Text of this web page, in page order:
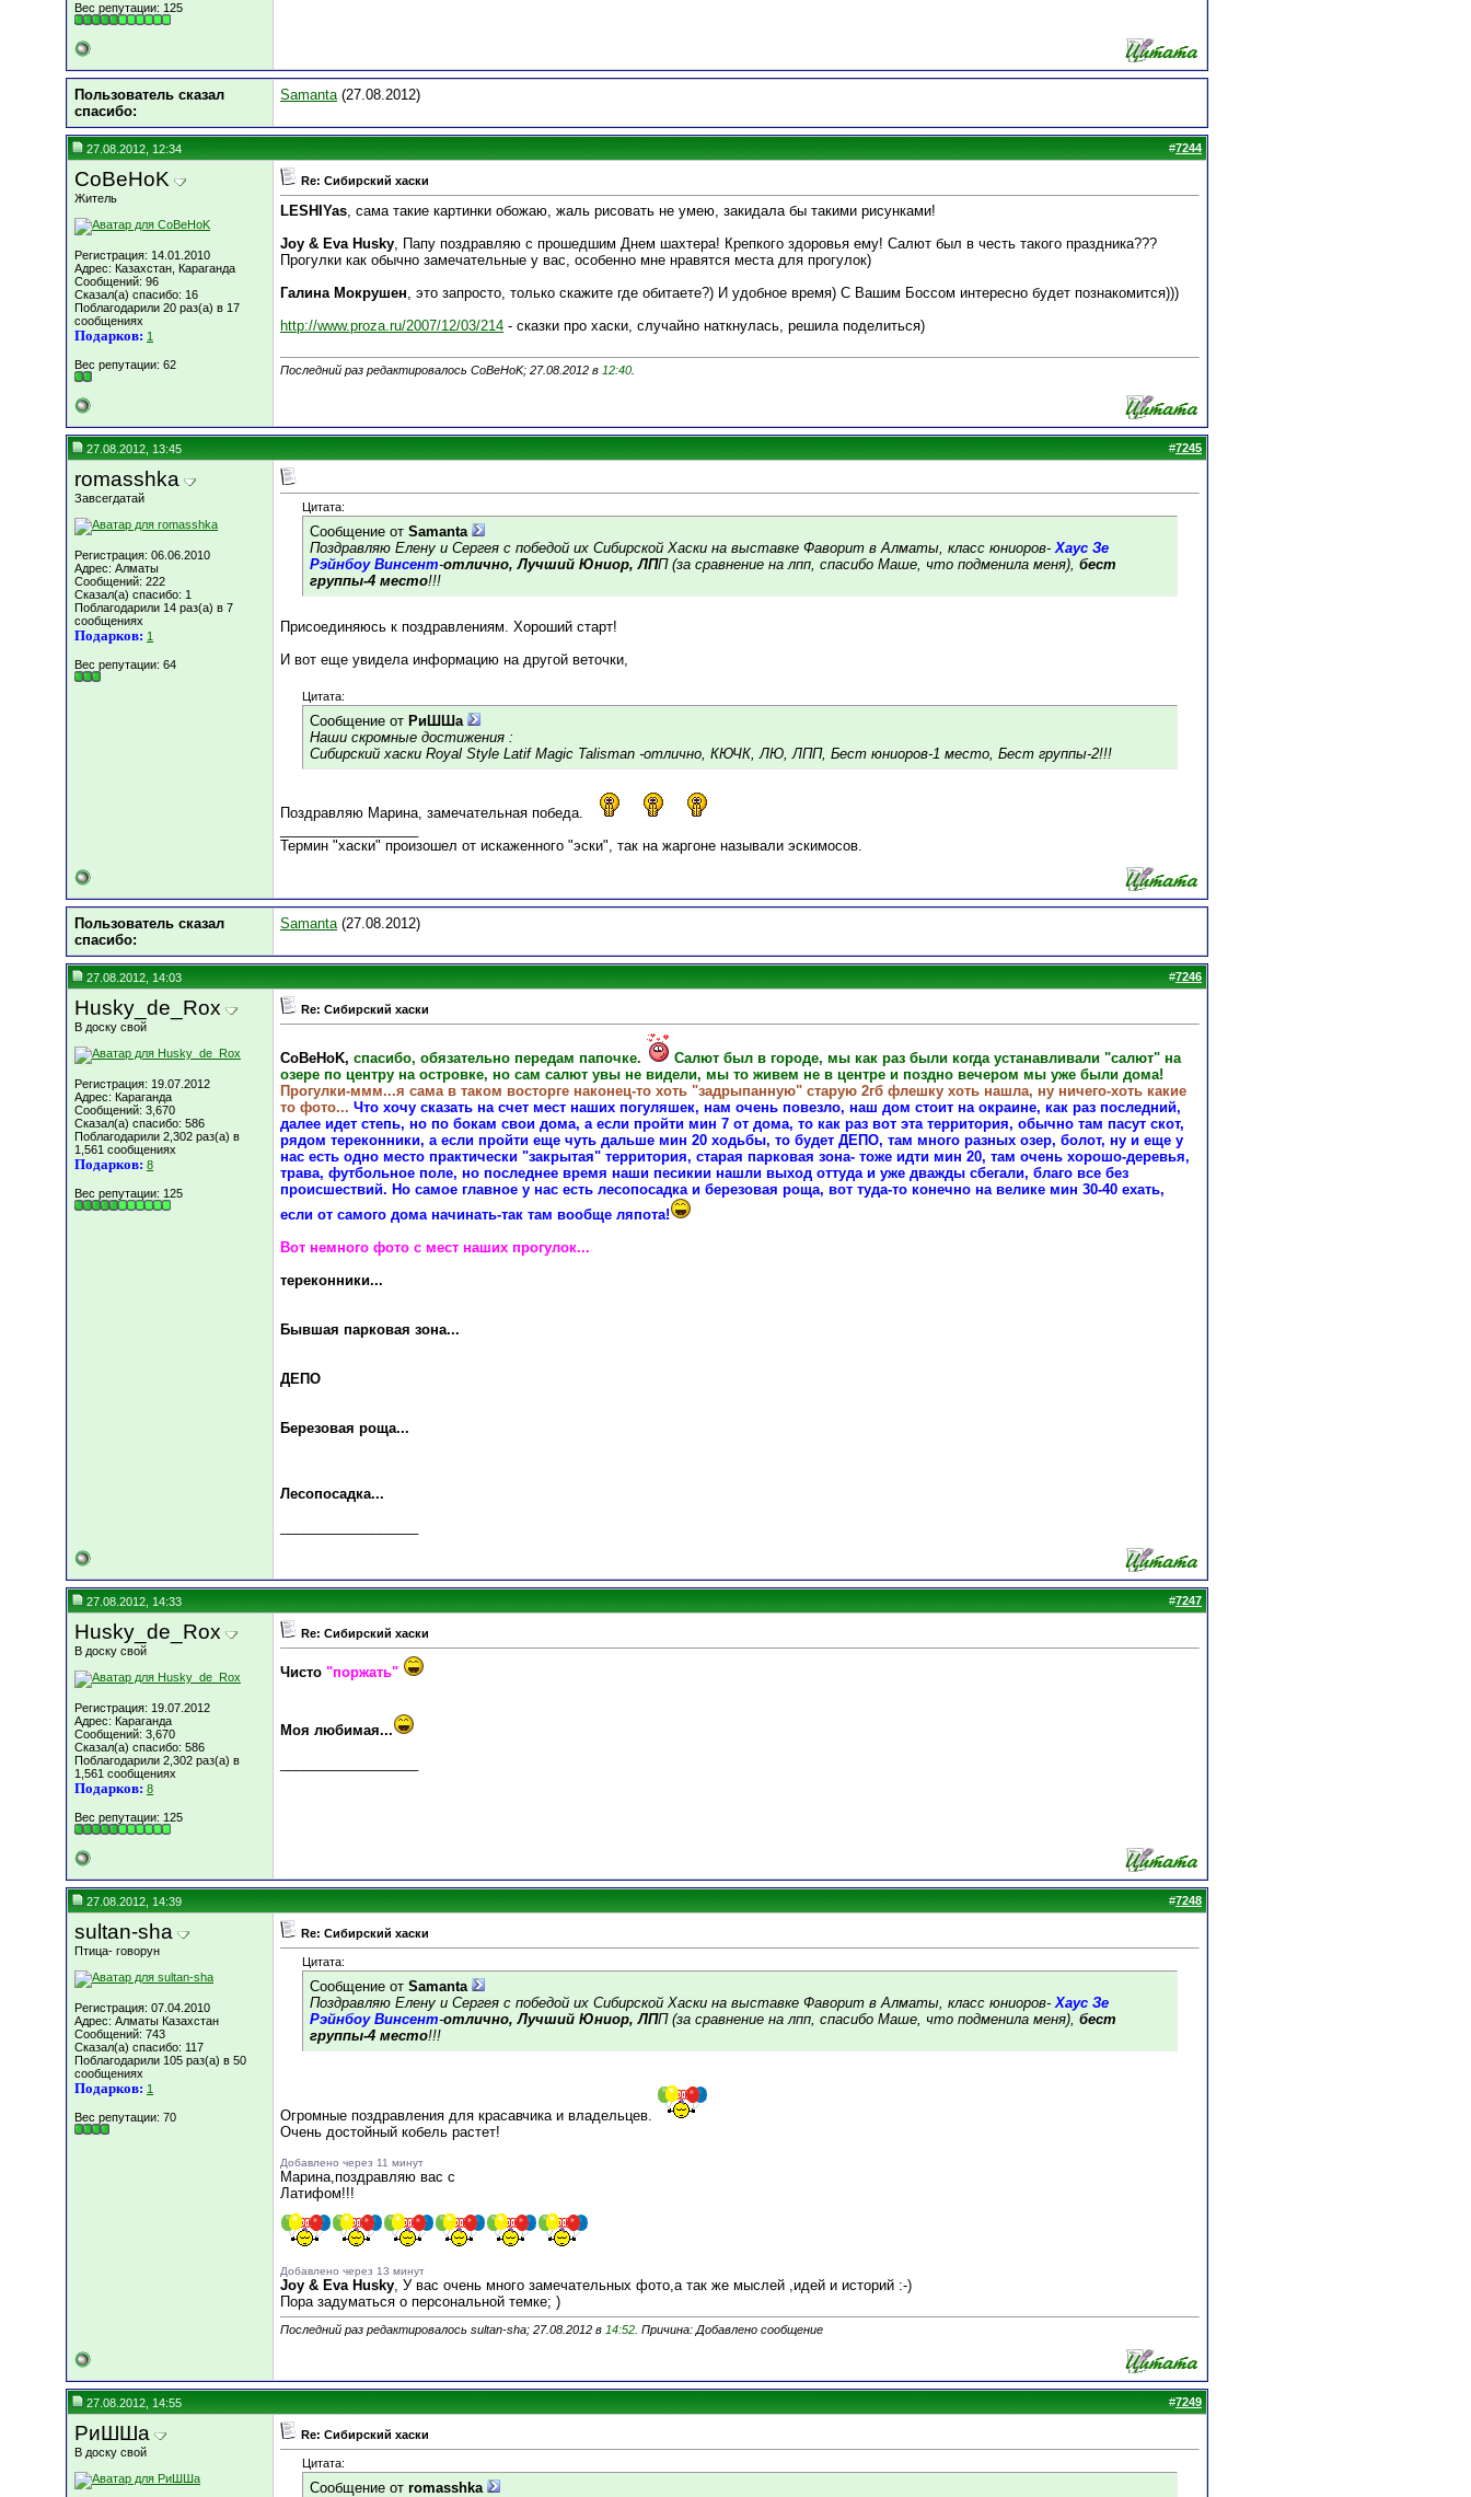
Вес репутации: 125
Пользователь сказал
cпасибо:
Samanta(27.08.2012)
27.08.2012, 12:34 #7244
CoBeHoK
Житель
Регистрация: 14.01.2010
Адрес: Казахстан, Караганда
Сообщений: 96
Сказал(а) спасибо: 16
Поблагодарили 20 раз(а) в 17
сообщениях
Подарков: 1
Вес репутации: 62
Re: Сибирский хаски
LESHIYas, сама такие картинки обожаю, жаль рисовать не умею, закидала бы такими рисунками!
Joy & Eva Husky, Папу поздравляю с прошедшим Днем шахтера! Крепкого здоровья ему! Салют был в честь такого праздника???
Прогулки как обычно замечательные у вас, особенно мне нравятся места для прогулок)
Галина Мокрушен, это запросто, только скажите где обитаете?) И удобное время) С Вашим Боссом интересно будет познакомится)))
http://www.proza.ru/2007/12/03/214 - сказки про хаски, случайно наткнулась, решила поделиться)
Последний раз редактировалось CoBeHoK; 27.08.2012 в 12:40
27.08.2012, 13:45 #7245
romasshka
Завсегдатай
Регистрация: 06.06.2010
Адрес: Алматы
Сообщений: 222
Сказал(а) спасибо: 1
Поблагодарили 14 раз(а) в 7
сообщениях
Подарков: 1
Вес репутации: 64
Цитата:
Сообщение от Samanta
Поздравляю Елену и Сергея с победой их Сибирской Хаски на выставке Фаворит в Алматы, класс юниоров-Хаус Зе
Рэйнбоу Винсент-отлично, Лучший Юниор, ЛПП (за сравнение на лпп, спасибо Маше, что подменила меня), бест
группы-4 место!!!
Присоединяюсь к поздравлениям. Хороший старт!
И вот еще увидела информацию на другой веточки,
Цитата:
Сообщение от РиШШа
Наши скромные достижения :
Сибирский хаски Royal Style Latif Magic Talisman -отлично, КЮЧК, ЛЮ, ЛПП, Бест юниоров-1 место, Бест группы-2!!!
Поздравляю Марина, замечательная победа.
Термин "хаски" произошел от искаженного "эски", так на жаргоне называли эскимосов.
Пользователь сказал
cпасибо:
Samanta(27.08.2012)
27.08.2012, 14:03 #7246
Husky_de_Rox
В доску свой
Регистрация: 19.07.2012
Адрес: Караганда
Сообщений: 3,670
Сказал(а) спасибо: 586
Поблагодарили 2,302 раз(а) в
1,561 сообщениях
Подарков: 8
Вес репутации: 125
Re: Сибирский хаски
CoBeHoK, спасибо, обязательно передам папочке.
Салют был в городе, мы как раз были когда устанавливали "салют" на
озере по центру на островке, но сам салют увы не видели, мы то живем не в центре и поздно вечером мы уже были дома!
Прогулки-ммм...я сама в таком восторге наконец-то хоть "задрыпанную" старую 2гб флешку хоть нашла, ну ничего-хоть какие
то фото... Что хочу сказать на счет мест наших погуляшек, нам очень повезло, наш дом стоит на окраине, как раз последний,
далее идет степь, но по бокам свои дома, а если пройти мин 7 от дома, то как раз вот эта территория, обычно там пасут скот,
рядом тереконники, а если пройти еще чуть дальше мин 20 ходьбы, то будет ДЕПО, там много разных озер, болот, ну и еще у
нас есть одно место практически "закрытая" территория, старая парковая зона- тоже идти мин 20, там очень хорошо-деревья,
трава, футбольное поле, но последнее время наши песикии нашли выход оттуда и уже дважды сбегали, благо все без
происшествий. Но самое главное у нас есть лесопосадка и березовая роща, вот туда-то конечно на велике мин 30-40 ехать,
если от самого дома начинать-так там вообще ляпота!
Вот немного фото с мест наших прогулок...
тереконники...
Бывшая парковая зона...
ДЕПО
Березовая роща...
Лесопосадка...
27.08.2012, 14:33 #7247
Husky_de_Rox
В доску свой
Регистрация: 19.07.2012
Адрес: Караганда
Сообщений: 3,670
Сказал(а) спасибо: 586
Поблагодарили 2,302 раз(а) в
1,561 сообщениях
Подарков: 8
Вес репутации: 125
Re: Сибирский хаски
Чисто "поржать"
Моя любимая...
27.08.2012, 14:39 #7248
sultan-sha
Птица- говорун
Регистрация: 07.04.2010
Адрес: Алматы Казахстан
Сообщений: 743
Сказал(а) спасибо: 117
Поблагодарили 105 раз(а) в 50
сообщениях
Подарков: 1
Вес репутации: 70
Re: Сибирский хаски
Цитата:
Сообщение от Samanta
Поздравляю Елену и Сергея с победой их Сибирской Хаски на выставке Фаворит в Алматы, класс юниоров-Хаус Зе
Рэйнбоу Винсент-отлично, Лучший Юниор, ЛПП (за сравнение на лпп, спасибо Маше, что подменила меня), бест
группы-4 место!!!
Огромные поздравления для красавчика и владельцев.
Очень достойный кобель растет!
Добавлено через 11 минут
Марина,поздравляю вас с
Латифом!!!
Добавлено через 13 минут
Joy & Eva Husky, У вас очень много замечательных фото,а так же мыслей ,идей и историй :-)
Пора задуматься о персональной темке; )
Последний раз редактировалось sultan-sha; 27.08.2012 в 14:52 . Причина: Добавлено сообщение
27.08.2012, 14:55 #7249
РиШШа
В доску свой
Re: Сибирский хаски
Цитата:
Сообщение от romasshka